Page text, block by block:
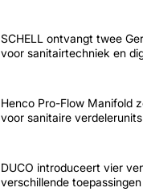
SCHELL ontvangt twee
voor sanitairtechniek en
Henco Pro-Flow Manifold
voor sanitaire verdelerunits
DUCO introduceert vier
verschillende toepassingen